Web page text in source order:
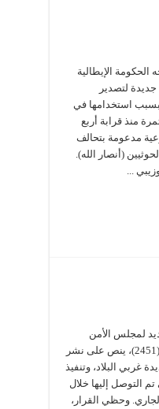
الإيطالية
لتصدير
بسبب استخدامها في
منذ قرابة أربع
مدعومة بتحالف
(أنصار الله).
...
لمجلس الأمن
الدولي بشأن اليمن حمل الرقم (2451)، ينص على نشر
غربي البلاد، وتنفيذ
التوصل إليها خلال
وحظي القرار،